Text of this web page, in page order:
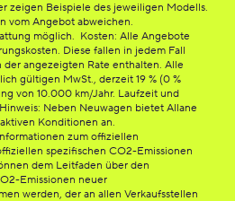
zeigen Beispiele des jeweiligen Modells.
vom Angebot abweichen.
möglich. Kosten: Alle Angebote
Diese fallen in jedem Fall
angezeigten Rate enthalten. Alle
gültigen MwSt., derzeit 19 % (0 %
von 10.000 km/Jahr. Laufzeit und
Neben Neuwagen bietet Allane
Konditionen an.
zum offiziellen
spezifischen CO2-Emissionen
dem Leitfaden über den
Emissionen neuer
werden, der an allen Verkaufsstellen